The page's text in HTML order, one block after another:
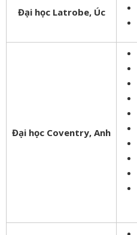
Đại học Latrobe, Úc
Đại học Coventry, Anh